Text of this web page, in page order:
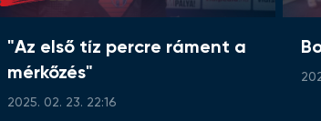
"Az első tíz percre ráment a
mérkőzés"
2025. 02. 23. 22:16